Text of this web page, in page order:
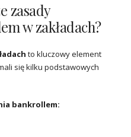
zasady
w zakładach?
to kluczowy element
się kilku podstawowych
bankrollem: